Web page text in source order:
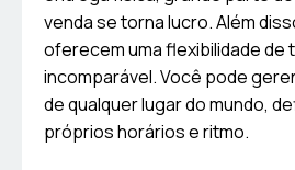
venda se torna lucro. Além
oferecem uma flexibilidade de
incomparável. Você pode
de qualquer lugar do mundo,
próprios horários e ritmo.